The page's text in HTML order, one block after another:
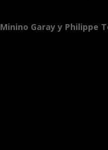
Minino Garay y Philippe